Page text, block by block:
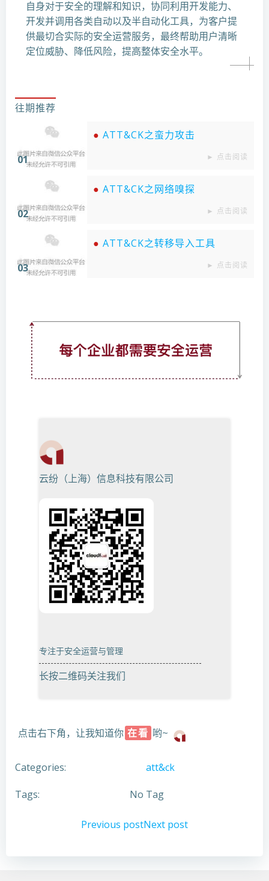
自身对于安全的理解和知识，协同利用开发能力、
开发并调用各类自动以及半自动化工具，为客户提
供最切合实际的安全运营服务，最终帮助用户清晰
定位威胁、降低风险，提高整体安全水平。
往期推荐
01
● ATT&CK之蛮力攻击
► 点击阅读
02
● ATT&CK之网络嗅探
► 点击阅读
03
● ATT&CK之转移导入工具
► 点击阅读
云纷（上海）信息科技有限公司
专注于安全运营与管理
长按二维码关注我们
点击右下角，让我知道你 在看 哟~
Categories: att&ck
Tags: No Tag
文
章
Previous post文
章
Next post